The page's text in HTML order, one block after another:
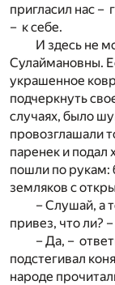
пригласил нас –
– к себе.
И здесь не
Сулаймановны.
украшенное
подчеркнуть
случаях, было
провозглашали
паренек и
пошли по рукам:
земляков с
– Слушай, а
привез, что ли?
– Да, –
подстегивал
народе